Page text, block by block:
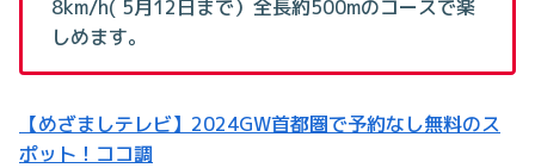
8km/h( 5月12日まで）全長約500mのコースで楽
しめます。
【めざましテレビ】2024GW首都圏で予約なし無料のス
ポット！ココ調